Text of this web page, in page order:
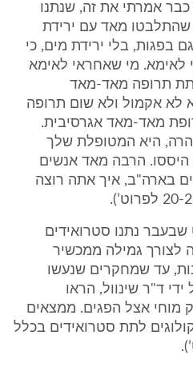
כבר אמרתי את זה, שנתנו
שהתלבטו מאד עם ירידת
בפגות, בלי ירידת מים, כי
לאימא. מי שאחראי לאימא
לתת תרופה מאד-מאד
לא אקמול ולא שום תרופה
מאד-מאד אגרסיבית.
היא המטופלת שלך
היססו. הרבה מאד אנשים
16% רק נותנים בארה"ב, איך אתה רוצה
נתנו סטרואידים
לצורך גמילה ממכשיר
עד שמחקרים שנעשו
ד"ר שינוול, הראו
מוחי אצל הפגים. ממצאים
לתת סטרואידים בכלל